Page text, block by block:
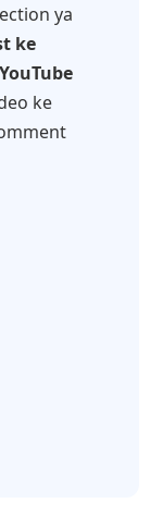
ya
ke
YouTube
ke